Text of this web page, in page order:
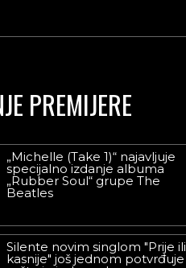
PREMIJERE
„Michelle (Take 1)“ najavljuje
specijalno izdanje albuma
„Rubber Soul“ grupe The
Beatles
Silente novim singlom "Prije ili
kasnije" još jednom potvrđuje